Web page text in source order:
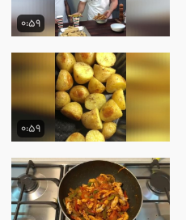
0:59
0:59